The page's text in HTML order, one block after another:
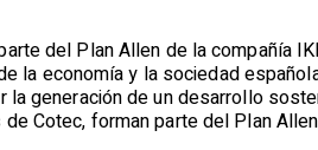
del Plan Allen de la compañía
la economía y la sociedad
generación de un desarrollo
Cotec, forman parte del Plan